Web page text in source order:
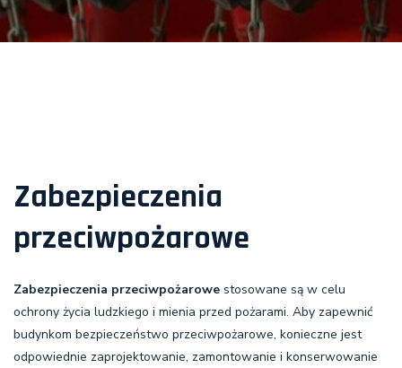
Zabezpieczenia
przeciwpożarowe
Zabezpieczenia przeciwpożarowe stosowane są w celu
ochrony życia ludzkiego i mienia przed pożarami. Aby zapewnić
budynkom bezpieczeństwo przeciwpożarowe, konieczne jest
odpowiednie zaprojektowanie, zamontowanie i konserwowanie